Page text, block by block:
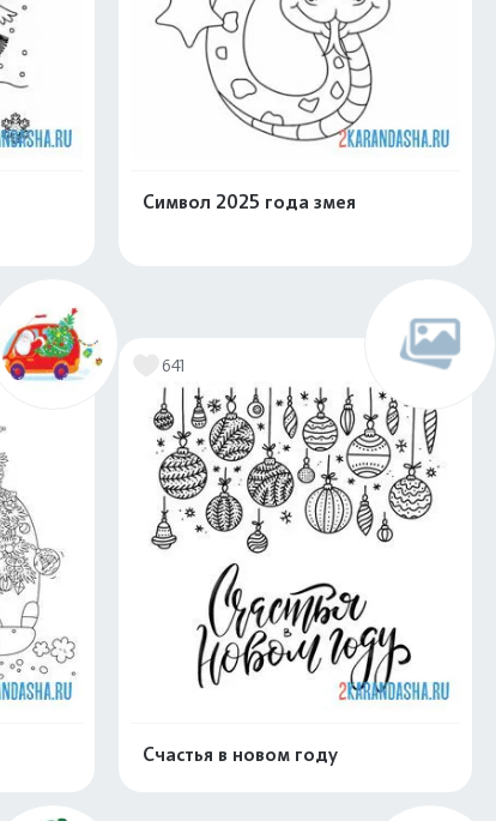
Символ 2025 года змея
641
Счастья в новом году